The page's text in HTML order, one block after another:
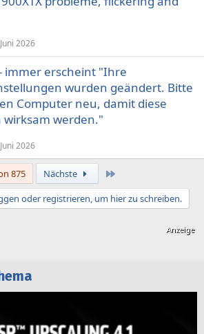
2026
immer erscheint "Ihre
wurden geändert. Bitte
Computer neu, damit diese
werden."
2026
875 Nächste
oder registrieren, um hier zu schreiben.